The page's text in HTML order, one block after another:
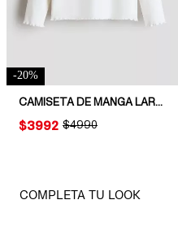
-20%
CAMISETA DE MANGA LARGA EN PUNTO
ORIGINAL PRICE:
$4990
PRICE:
$3992
COMPLETA TU LOOK